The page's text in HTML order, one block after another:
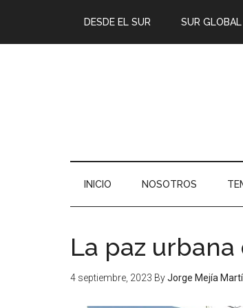
DESDE EL SUR SUR GLOBAL
INICIO NOSOTROS
La paz
4 septiembre, 2023 ByJorge Mejía